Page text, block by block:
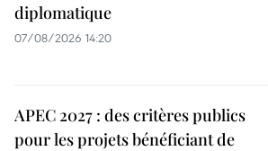
diplomatique
07/08/2026 14:20
APEC 2027 : des critères publics
pour les projets bénéficiant de